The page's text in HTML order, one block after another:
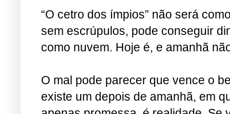
“O cetro dos ímpios” não será
sem escrúpulos, pode conseguir
como nuvem. Hoje é, e amanhã
O mal pode parecer que vence o
existe um depois de amanhã, em